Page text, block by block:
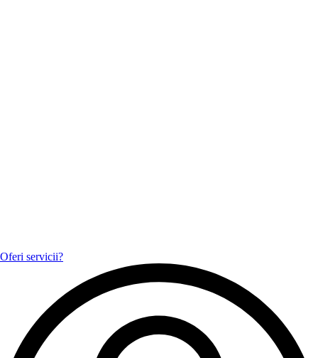
Oferi servicii?